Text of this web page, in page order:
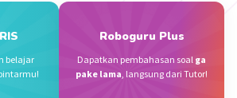
2024 12:24
lainnya
belajar
Roboguru Plus
Dapatkan pembahasan soal ga
pake lama, langsung dari Tutor!